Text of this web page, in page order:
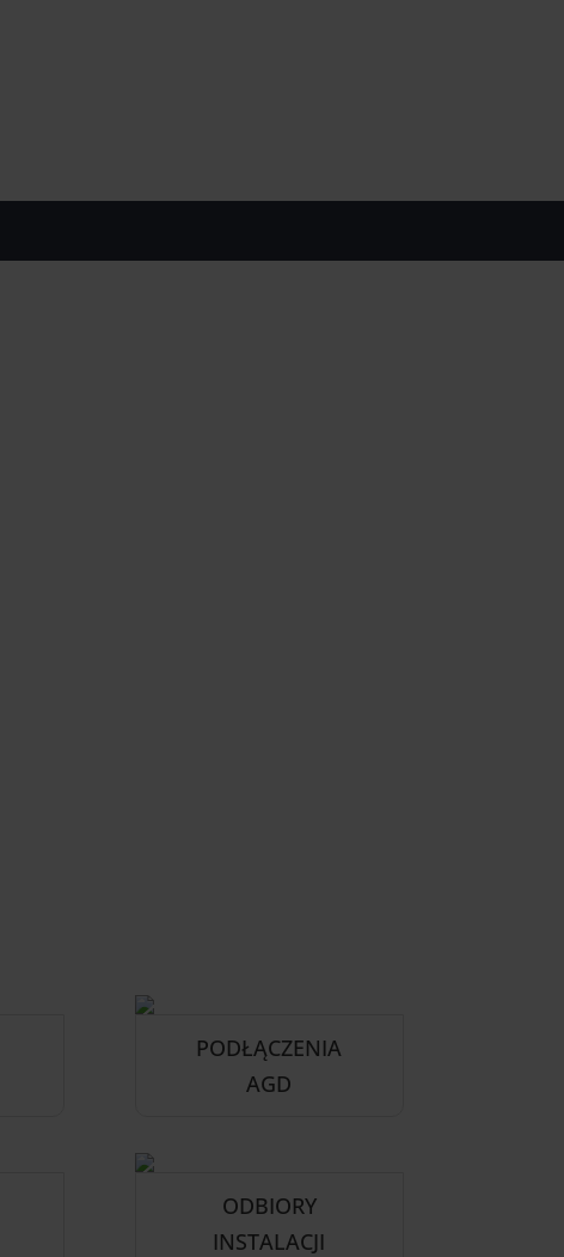
PODŁĄCZENIA
AGD
ODBIORY
INSTALACJI